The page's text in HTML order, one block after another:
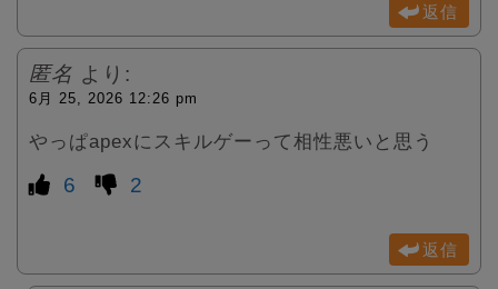
返信
匿名 より:
6月 25, 2026 12:26 pm
やっぱapexにスキルゲーって相性悪いと思う
6 2
返信